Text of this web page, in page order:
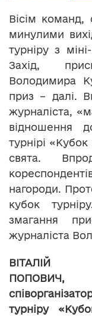
Вісім команд,
минулими
турніру з
Захід,
Володимира
приз – далі.
журналіста,
відношення
турнірі
свята.
нагороди.
кубок
змагання
журналіста
ВІТАЛІЙ
ПОПОВИЧ,
турніру